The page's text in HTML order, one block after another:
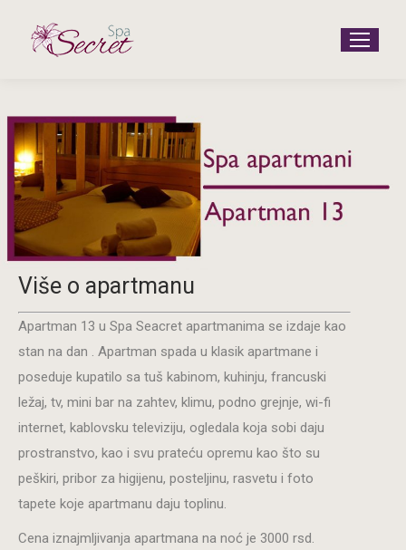
Više o apartmanu
Apartman 13 u Spa Seacret apartmanima se izdaje kao
stan na dan . Apartman spada u klasik apartmane i
poseduje kupatilo sa tuš kabinom, kuhinju, francuski
ležaj, tv, mini bar na zahtev, klimu, podno grejnje, wi-fi
internet, kablovsku televiziju, ogledala koja sobi daju
prostranstvo, kao i svu prateću opremu kao što su
peškiri, pribor za higijenu, posteljinu, rasvetu i foto
tapete koje apartmanu daju toplinu.
Cena iznajmljivanja apartmana na noć je 3000 rsd.